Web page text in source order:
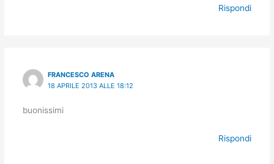
Rispondi
FRANCESCO ARENA
18 APRILE 2013 ALLE 18:12
buonissimi
Rispondi